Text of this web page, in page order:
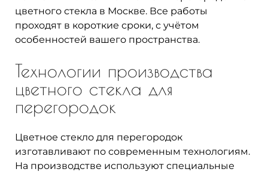
цветного стекла в Москве. Все работы
проходят в короткие сроки, с учётом
особенностей вашего пространства.
Технологии производства
цветного стекла для
перегородок
Цветное стекло для перегородок
изготавливают по современным технологиям.
На производстве используют специальные